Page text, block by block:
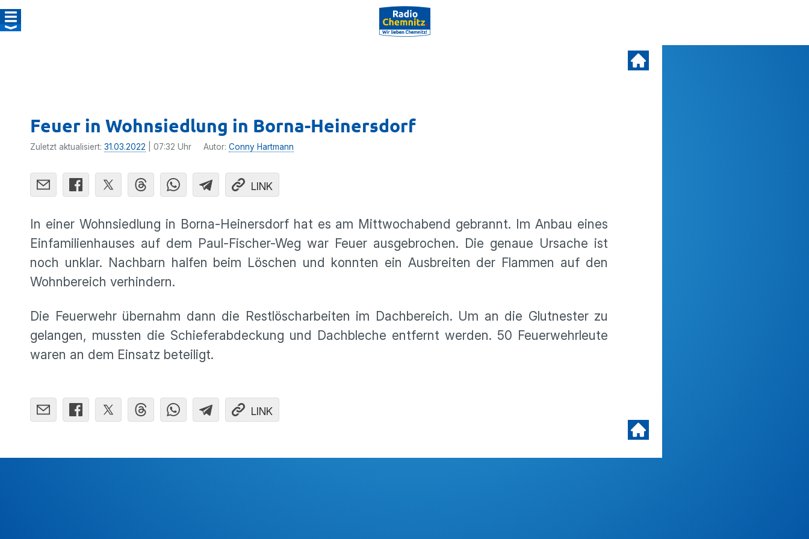
Feuer in Wohnsiedlung in Borna-Heinersdorf
Zuletzt aktualisiert: 31.03.2022 | 07:32 Uhr Autor: Conny Hartmann
LINK
In einer Wohnsiedlung in Borna-Heinersdorf hat es am Mittwochabend gebrannt. Im Anbau eines
Einfamilienhauses auf dem Paul-Fischer-Weg war Feuer ausgebrochen. Die genaue Ursache ist
noch unklar. Nachbarn halfen beim Löschen und konnten ein Ausbreiten der Flammen auf den
Wohnbereich verhindern.
Die Feuerwehr übernahm dann die Restlöscharbeiten im Dachbereich. Um an die Glutnester zu
gelangen, mussten die Schieferabdeckung und Dachbleche entfernt werden. 50 Feuerwehrleute
waren an dem Einsatz beteiligt.
LINK